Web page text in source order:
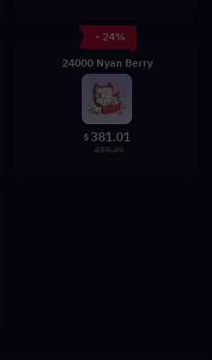
- 24%
24000 Nyan Berry
$381.01
499.99